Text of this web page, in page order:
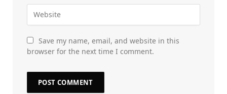
Save my name, email, and website in this
browser for the next time I comment.